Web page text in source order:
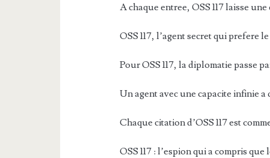
A chaque entree, OSS 117 laisse
OSS 117, l’agent secret qui prefere
Pour OSS 117, la diplomatie passe
Un agent avec une capacite infinie a
Chaque citation d’OSS 117 est
OSS 117 : l’espion qui a compris